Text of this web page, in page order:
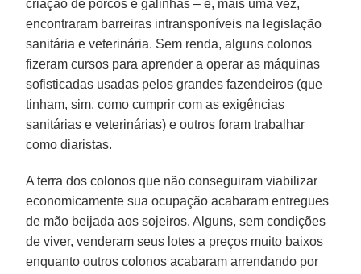
criação de porcos e galinhas – e, mais uma vez,
encontraram barreiras intransponíveis na legislação
sanitária e veterinária. Sem renda, alguns colonos
fizeram cursos para aprender a operar as máquinas
sofisticadas usadas pelos grandes fazendeiros (que
tinham, sim, como cumprir com as exigências
sanitárias e veterinárias) e outros foram trabalhar
como diaristas.
A terra dos colonos que não conseguiram viabilizar
economicamente sua ocupação acabaram entregues
de mão beijada aos sojeiros. Alguns, sem condições
de viver, venderam seus lotes a preços muito baixos
enquanto outros colonos acabaram arrendando por